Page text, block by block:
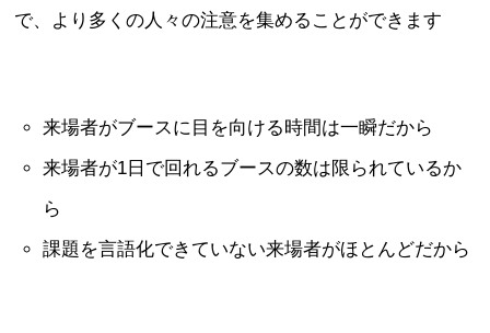
で、より多くの人々の注意を集めることができます
来場者がブースに目を向ける時間は一瞬だから
来場者が1日で回れるブースの数は限られているか
ら
課題を言語化できていない来場者がほとんどだから